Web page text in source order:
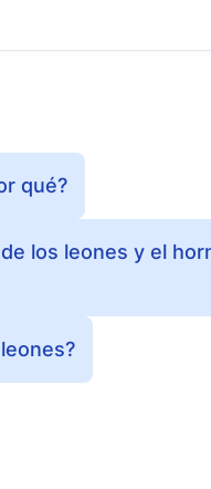
qué?
los leones y el